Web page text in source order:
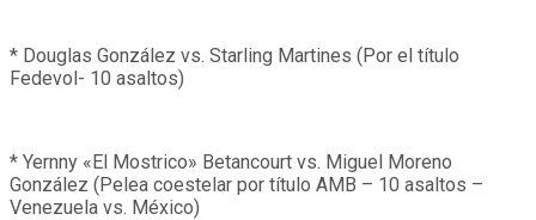
* Douglas González vs. Starling Martines (Por el título
Fedevol- 10 asaltos)
* Yernny «El Mostrico» Betancourt vs. Miguel Moreno
González (Pelea coestelar por título AMB – 10 asaltos –
Venezuela vs. México)